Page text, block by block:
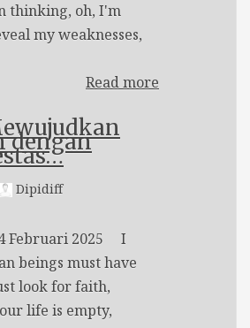
thinking, oh, I'm
my weaknesses,
Read more
dengan
Dipidiff
Februari 2025 I
beings must have
look for faith,
life is empty,